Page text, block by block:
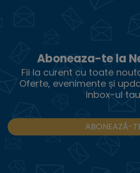
Aboneaza-te la
Fii la curent cu toate
Oferte, evenimente și
inbox-ul
ABONEAZĂ-